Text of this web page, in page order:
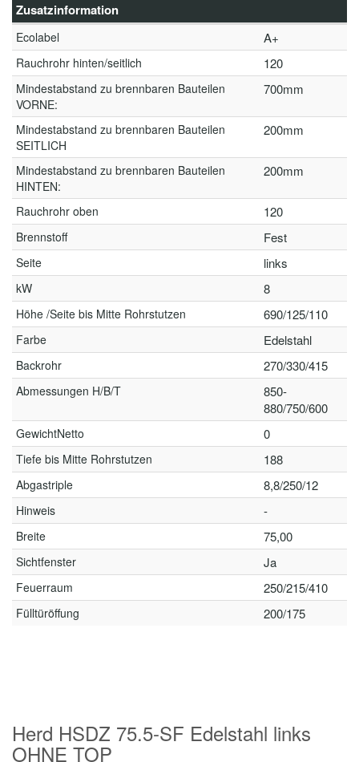
Zusatzinformation
Ecolabel A+
Rauchrohr hinten/seitlich 120
Mindestabstand zu brennbaren Bauteilen
VORNE:
700mm
Mindestabstand zu brennbaren Bauteilen
SEITLICH
200mm
Mindestabstand zu brennbaren Bauteilen
HINTEN:
200mm
Rauchrohr oben 120
Brennstoff Fest
Seite links
kW 8
Höhe /Seite bis Mitte Rohrstutzen 690/125/110
Farbe Edelstahl
Backrohr 270/330/415
Abmessungen H/B/T
850-
880/750/600
GewichtNetto 0
Tiefe bis Mitte Rohrstutzen 188
Abgastriple 8,8/250/12
Hinweis -
Breite 75,00
Sichtfenster Ja
Feuerraum 250/215/410
Fülltüröffung 200/175
Herd HSDZ 75.5-SF Edelstahl links
OHNE TOP